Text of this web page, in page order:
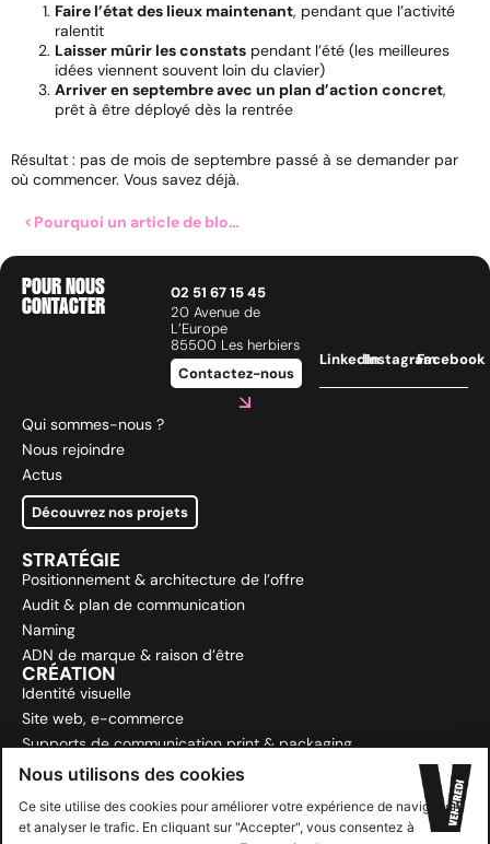
Faire l’état des lieux maintenant, pendant que l’activité
ralentit
Laisser mûrir les constats pendant l’été (les meilleures
idées viennent souvent loin du clavier)
Arriver en septembre avec un plan d’action concret,
prêt à être déployé dès la rentrée
Résultat : pas de mois de septembre passé à se demander par
où commencer. Vous savez déjà.
Pourquoi un article de blog est un atout pour votre stratégie de marque ?
POUR NOUS
CONTACTER
02 51 67 15 45
20 Avenue de
L’Europe
85500 Les herbiers
Contactez-nous
LinkedInInstagramFacebook
Qui sommes-nous ?
Nous rejoindre
Actus
Découvrez nos projets
STRATÉGIE
Positionnement & architecture de l’offre
Audit & plan de communication
Naming
ADN de marque & raison d’être
CRÉATION
Identité visuelle
Site web, e-commerce
Supports de communication print & packaging
Storytelling & brandcontent
ACTIVATION
OFFLINE – PRINT : campagnes terrain
ONLINE – Digital : SEO, SEA, SOCIAL MEDIA
Nous utilisons des cookies
Ce site utilise des cookies pour améliorer votre expérience de navigation
et analyser le trafic. En cliquant sur "Accepter", vous consentez à